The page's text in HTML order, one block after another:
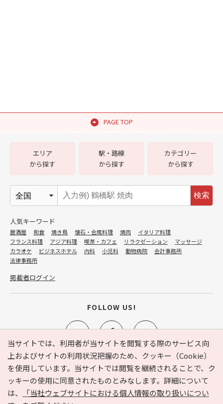
PAGE TOP
当サイトでは、利用者が当サイトを閲覧する際のサービス向
上およびサイトの利用状況把握のため、クッキー（Cookie）
を使用しています。当サイトでは閲覧を継続されることで、ク
ッキーの使用に同意されたものとみなします。詳細について
は、
「当社ウェブサイトにおける個人情報の取り扱いについ
e-NAVITA（イーナビタ）とは？ お気に入り
ヘルプ
利用規約
個人情報の取り扱いについて
運営会社
サイトマップ
広告掲載に関するお問い合わせ
エリア
から探す
駅・路線
から探す
カテゴリー
から探す
検索
人気キーワード
居酒屋 和食 焼き鳥 懐石・会席料理 焼肉
イタリア料理
フランス料理
アジア料理 喫茶・カフェ リラクゼーション
マッサージ
カラオケ
ビジネスホテル 内科 小児科 動物病院
会計事務所
法律事務所
掲載者ログイン
FOLLOW US!